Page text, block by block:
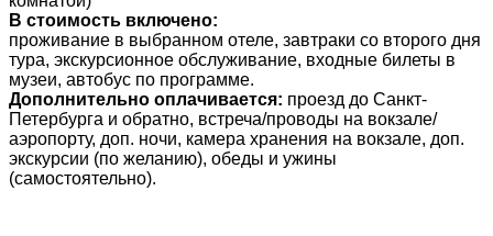
В стоимость включено:
проживание в выбранном отеле, завтраки со второго дня
тура, экскурсионное обслуживание, входные билеты в
музеи, автобус по программе.
Дополнительно оплачивается: проезд до Санкт-
Петербурга и обратно, встреча/проводы на вокзале/
аэропорту, доп. ночи, камера хранения на вокзале, доп.
экскурсии (по желанию), обеды и ужины
(самостоятельно).